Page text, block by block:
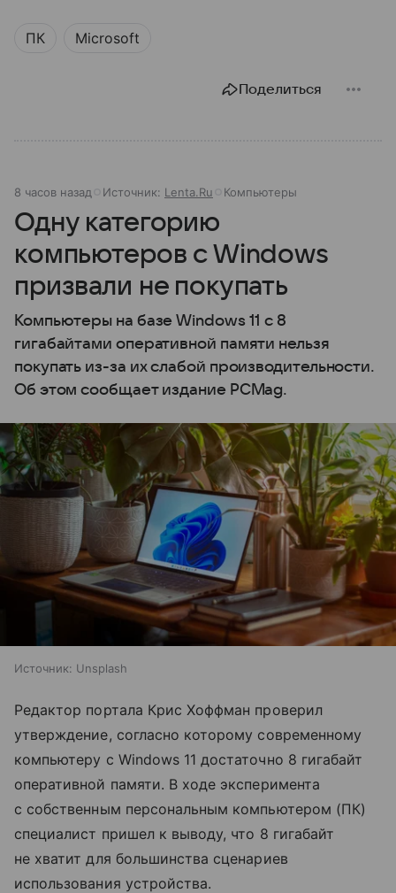
ПК Microsoft
Поделиться
8 часов назад Источник: Lenta.Ru Компьютеры
Одну категорию
компьютеров с Windows
призвали не покупать
Компьютеры на базе Windows 11 c 8
гигабайтами оперативной памяти нельзя
покупать из-за их слабой производительности.
Об этом сообщает издание PCMag.
Источник: Unsplash
Редактор портала Крис Хоффман проверил
утверждение, согласно которому современному
компьютеру с Windows 11 достаточно 8 гигабайт
оперативной памяти. В ходе эксперимента
с собственным персональным компьютером (ПК)
специалист пришел к выводу, что 8 гигабайт
не хватит для большинства сценариев
использования устройства.